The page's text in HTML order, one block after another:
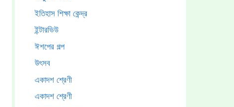
ইতিহাস শিক্ষা কেন্দ্র
ইন্টারভিউ
ঈশপের গল্প
উৎসব
একাদশ শ্রেণী
একাদশ শ্রেণী